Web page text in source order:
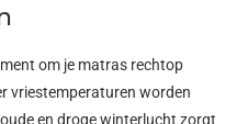
om je matras rechtop
vriestemperaturen worden
en droge winterlucht zorgt